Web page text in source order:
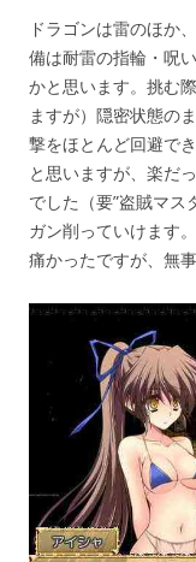
ドラゴンは雷のほか
備は耐雷の指輪・呪
かと思います。挑む
ますが）隠密状態の
撃をほとんど回避で
と思いますが、楽だ
でした（要”盗賊マス
ガン削っていけます
痛かったですが、無